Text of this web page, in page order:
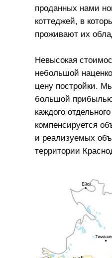
проданных нами
коттеджей, в
проживают их
Невысокая
небольшой
цену постройки.
большой
каждого
компенсируется
и реализуемых
территории